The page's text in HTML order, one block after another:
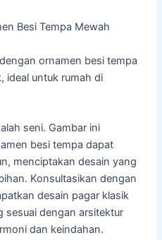
ornamen besi tempa
ideal untuk rumah di
seni. Gambar ini
besi tempa dapat
menciptakan desain yang
Konsultasikan dengan
desain pagar klasik
sesuai dengan arsitektur
dan keindahan.